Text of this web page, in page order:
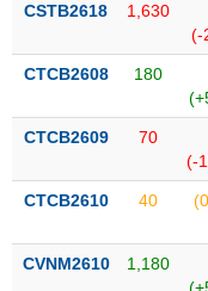
CSTB2618 1,630
(-
CTCB2608 180
CTCB2609 70
(-
CTCB2610 40
CVNM2610 1,180
đạo
(-)
Tất cả Người nội
Tin
tức